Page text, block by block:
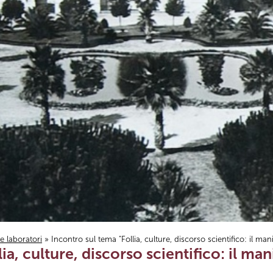
laboratori » Incontro sul tema "Follia, culture, discorso scientifico: il
culture, discorso scientifico: il